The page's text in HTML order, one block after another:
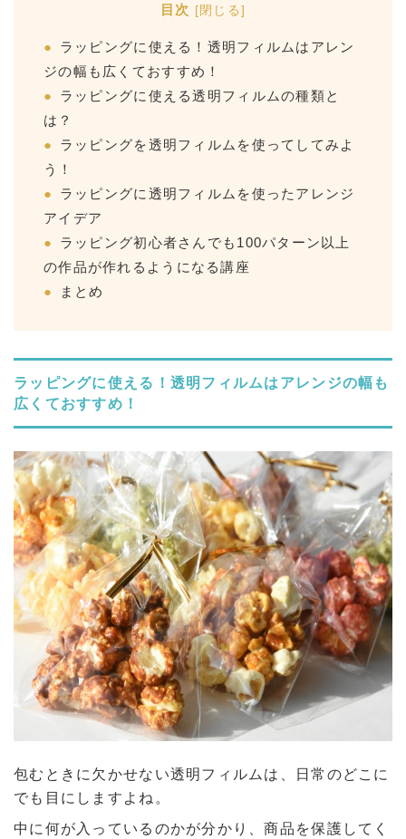
目次 [ 閉じる ]
ラッピングに使える！透明フィルムはアレン
ジの幅も広くておすすめ！
ラッピングに使える透明フィルムの種類と
は？
ラッピングを透明フィルムを使ってしてみよ
う！
ラッピングに透明フィルムを使ったアレンジ
アイデア
ラッピング初心者さんでも100パターン以上
の作品が作れるようになる講座
まとめ
ラッピングに使える！透明フィルムはアレンジの幅も
広くておすすめ！
包むときに欠かせない透明フィルムは、日常のどこに
でも目にしますよね。
中に何が入っているのかが分かり、商品を保護してく